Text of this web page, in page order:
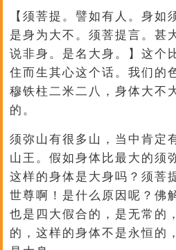
【须菩提。譬如有人。身如
是身为大不。须菩提言。甚
说非身。是名大身。】这个
住而生其心这个话。我们的
穆铁柱二米二八，身体大不
的。
须弥山有很多山，当中肯定
山王。假如身体比最大的须
这样的身体是大身吗？须菩
世尊啊！是什么原因呢？佛
也是四大假合的，是无常的
的，这样的身体不是永恒的